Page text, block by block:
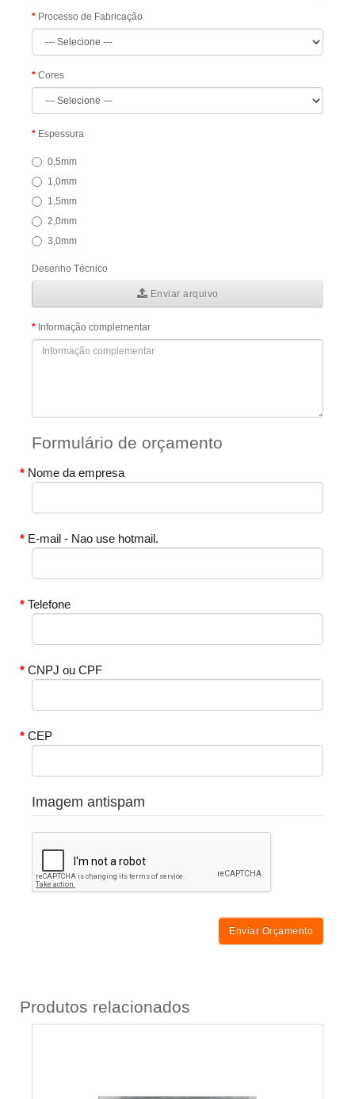
Processo de Fabricação
Cores
Espessura
0,5mm
1,0mm
1,5mm
2,0mm
3,0mm
Desenho Técnico
Enviar arquivo
Informação complementar
Formulário de orçamento
Nome da empresa
E-mail - Nao use hotmail.
Telefone
CNPJ ou CPF
CEP
Imagem antispam
Enviar Orçamento
Produtos relacionados